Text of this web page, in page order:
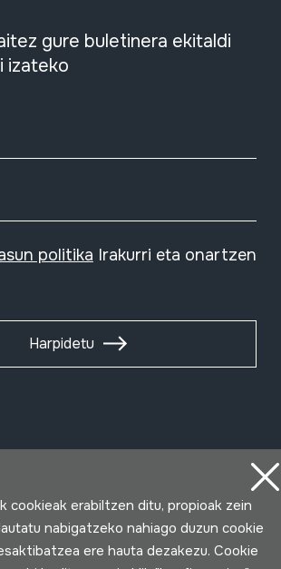
gure buletinera ekitaldi
izateko
politika Irakurri eta onartzen
Harpidetu
cookieak erabiltzen ditu, propioak zein
nabigatzeko nahiago duzun cookie
ere hauta dezakezu. Cookie